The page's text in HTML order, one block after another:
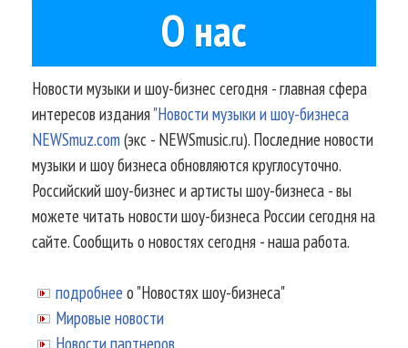
О нас
Новости музыки и шоу-бизнес сегодня - главная сфера
интересов издания"Новости музыки и шоу-бизнеса
NEWSmuz.com(экс - NEWSmusic.ru). Последние новости
музыки и шоу бизнеса обновляются круглосуточно.
Российский шоу-бизнес и артисты шоу-бизнеса - вы
можете читать новости шоу-бизнеса России сегодня на
сайте. Сообщить о новостях сегодня - наша работа.
подробнее о "Новостях шоу-бизнеса"
Мировые новости
Новости партнеров